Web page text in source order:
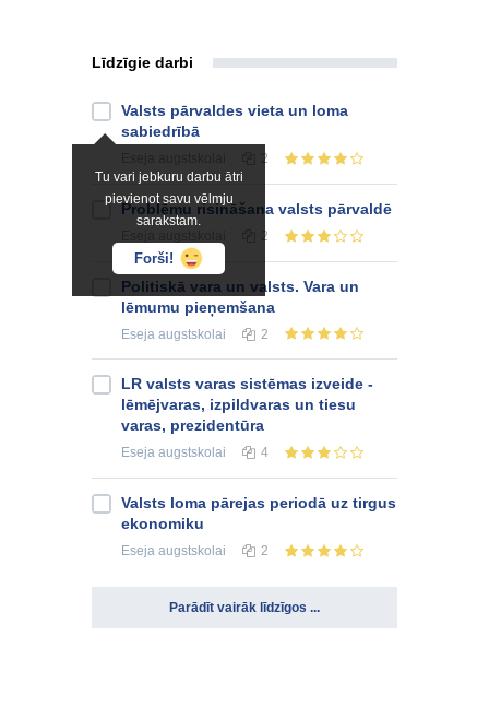
Līdzīgie darbi
Tu vari jebkuru darbu ātri
pievienot savu vēlmju
sarakstam.
Forši!
Valsts pārvaldes vieta un loma
sabiedrībā
2
Problēmu risināšana valsts pārvaldē
2
Politiskā vara un valsts. Vara un
lēmumu pieņemšana
Eseja augstskolai 2
LR valsts varas sistēmas izveide -
lēmējvaras, izpildvaras un tiesu
varas, prezidentūra
Eseja augstskolai 4
Valsts loma pārejas periodā uz tirgus
ekonomiku
Eseja augstskolai 2
Parādīt vairāk līdzīgos ...